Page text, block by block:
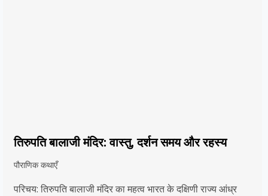
तिरुपति बालाजी मंदिर: वास्तु, दर्शन समय और रहस्य
पौराणिक कथाएँ
परिचय: तिरुपति बालाजी मंदिर का महत्व भारत के दक्षिणी राज्य आंध्र